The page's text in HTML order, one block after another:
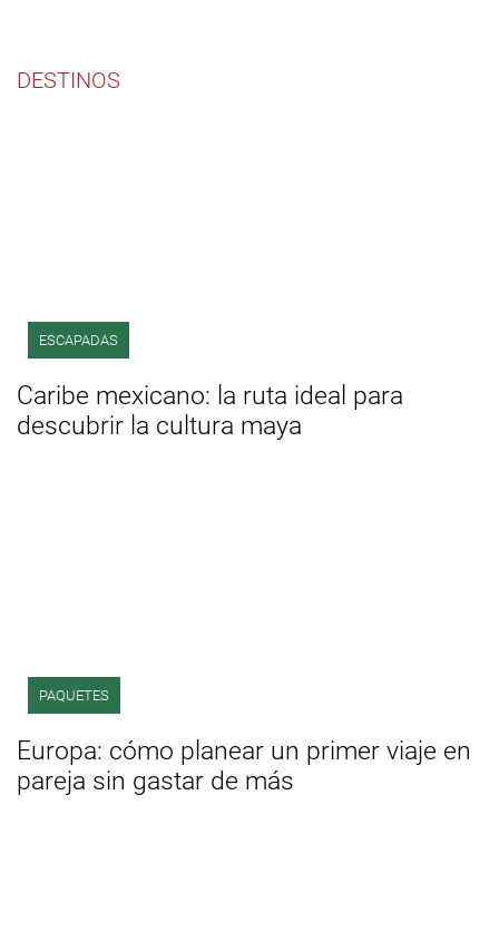
DESTINOS
ESCAPADAS
Caribe mexicano: la ruta ideal para
descubrir la cultura maya
PAQUETES
Europa: cómo planear un primer viaje en
pareja sin gastar de más